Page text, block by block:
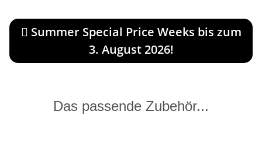
Summer Special Price Weeks bis zum
3. August 2026!
Das passende Zubehör...